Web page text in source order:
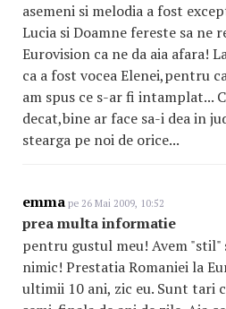
asemeni si melodia a fost
Lucia si Doamne fereste sa ne
Eurovision ca ne da aia afara!
ca a fost vocea Elenei,pentru
am spus ce s-ar fi intamplat...
decat,bine ar face sa-i dea in
stearga pe noi de orice...
emma pe 26 Mai 2009, 10:52
prea multa informatie
pentru gustul meu! Avem "stil"
nimic! Prestatia Romaniei la
ultimii 10 ani, zic eu. Sunt tari